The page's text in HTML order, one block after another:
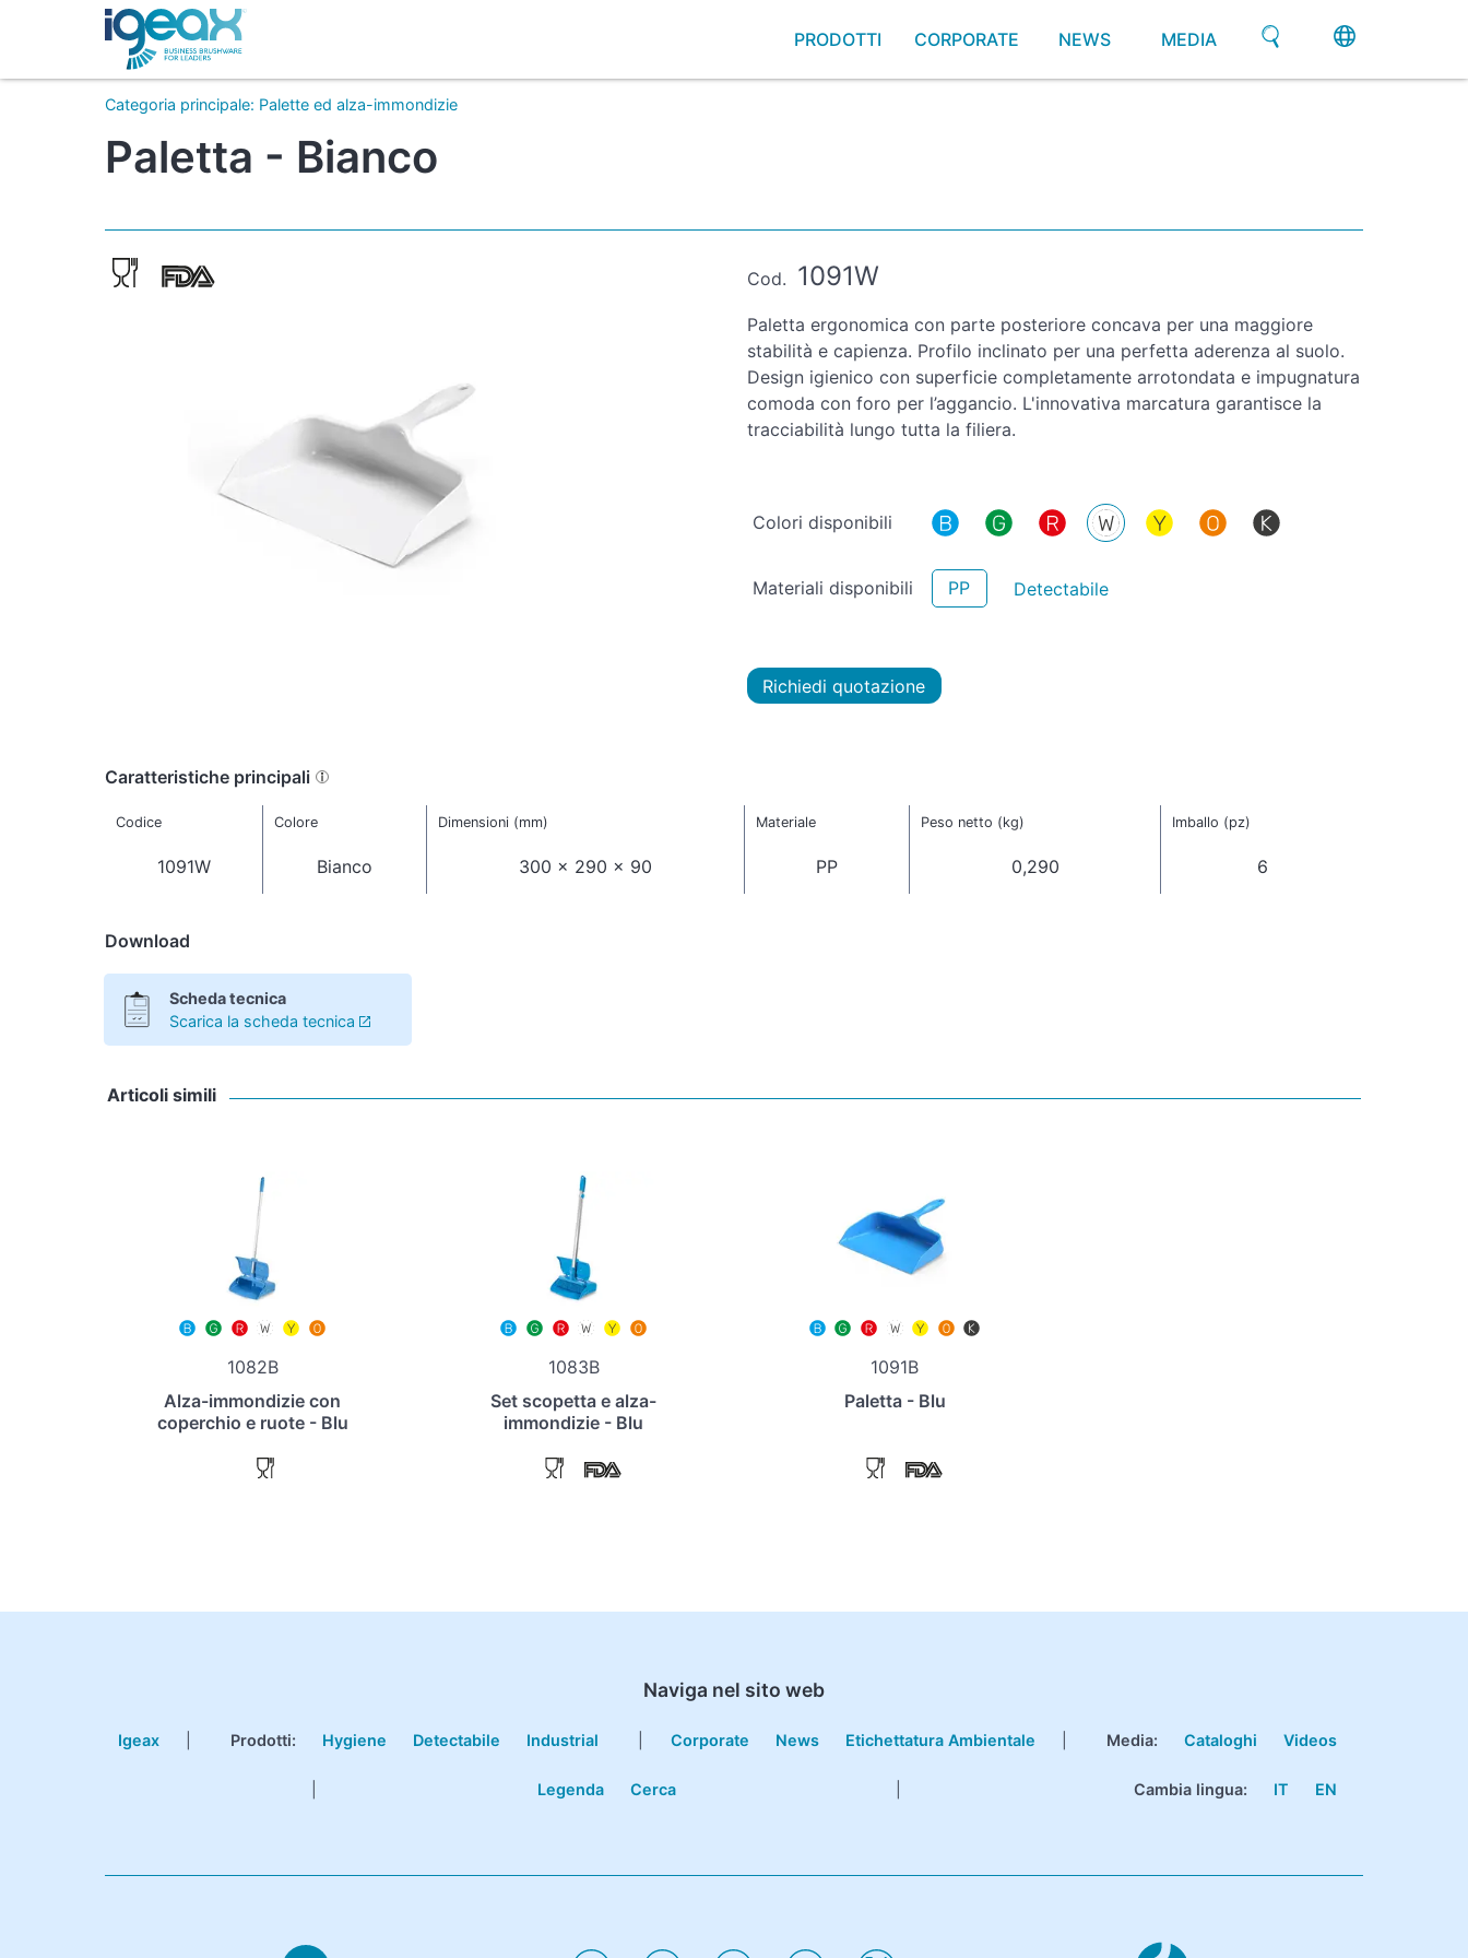
PRODOTTI CORPORATE NEWS MEDIA
Categoria principale: Palette ed alza-immondizie
Paletta - Bianco
Cod. 1091W
Paletta ergonomica con parte posteriore concava per una maggiore
stabilità e capienza. Profilo inclinato per una perfetta aderenza al suolo.
Design igienico con superficie completamente arrotondata e impugnatura
comoda con foro per l’aggancio. L'innovativa marcatura garantisce la
tracciabilità lungo tutta la filiera.
Colori disponibili
Materiali disponibili PP Detectabile
Richiedi quotazione
Caratteristiche principali
Codice Colore Dimensioni (mm) Materiale Peso netto (kg) Imballo (pz)
1091W Bianco 300 x 290 x 90 PP 0,290 6
Download
Scheda tecnica
Scarica la scheda tecnica
Articoli simili
1082B
Alza-immondizie con
coperchio e ruote - Blu
1083B
Set scopetta e alza-
immondizie - Blu
1091B
Paletta - Blu
Naviga nel sito web
Igeax Prodotti: Hygiene Detectabile Industrial Corporate News Etichettatura Ambientale Media: Cataloghi Videos
Legenda Cerca Cambia lingua: IT EN